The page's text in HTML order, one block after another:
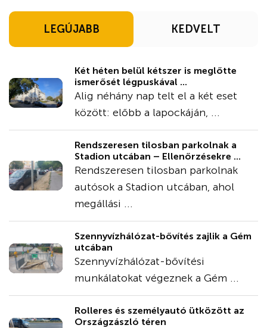
LEGÚJABB KEDVELT
Két héten belül kétszer is meglőtte
ismerősét légpuskával ...
Alig néhány nap telt el a két eset
között: előbb a lapockáján, ...
Rendszeresen tilosban parkolnak a
Stadion utcában – Ellenőrzésekre ...
Rendszeresen tilosban parkolnak
autósok a Stadion utcában, ahol
megállási ...
Szennyvízhálózat-bővítés zajlik a Gém
utcában
Szennyvízhálózat-bővítési
munkálatokat végeznek a Gém ...
Rolleres és személyautó ütközött az
Országzászló téren